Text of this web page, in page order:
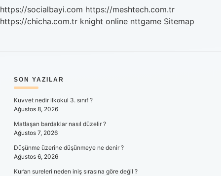
https://socialbayi.com https://meshtech.com.tr
https://chicha.com.tr knight online nttgame Sitemap
SIDEBAR
SON YAZILAR
Kuvvet nedir ilkokul 3. sınıf ?
Ağustos 8, 2026
Matlaşan bardaklar nasıl düzelir ?
Ağustos 7, 2026
Düşünme üzerine düşünmeye ne denir ?
Ağustos 6, 2026
Kur’an sureleri neden iniş sırasına göre değil ?